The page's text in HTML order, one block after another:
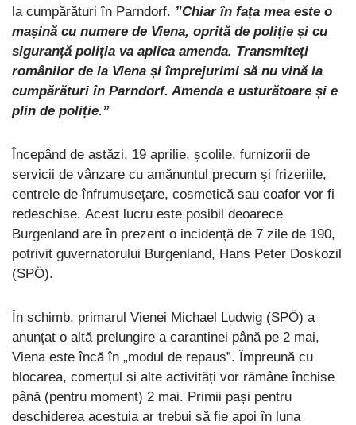
la cumpărături în Parndorf. ”Chiar în fața mea este o
mașină cu numere de Viena, oprită de poliție și cu
siguranță poliția va aplica amenda. Transmiteți
românilor de la Viena și împrejurimi să nu vină la
cumpărături în Parndorf. Amenda e usturătoare și e
plin de poliție.”
Începând de astăzi, 19 aprilie, școlile, furnizorii de
servicii de vânzare cu amănuntul precum și frizeriile,
centrele de înfrumusețare, cosmetică sau coafor vor fi
redeschise. Acest lucru este posibil deoarece
Burgenland are în prezent o incidență de 7 zile de 190,
potrivit guvernatorului Burgenland, Hans Peter Doskozil
(SPÖ).
În schimb, primarul Vienei Michael Ludwig (SPÖ) a
anunțat o altă prelungire a carantinei până pe 2 mai,
Viena este încă în „modul de repaus”. Împreună cu
blocarea, comerțul și alte activități vor rămâne închise
până (pentru moment) 2 mai. Primii pași pentru
deschiderea acestuia ar trebui să fie apoi în luna